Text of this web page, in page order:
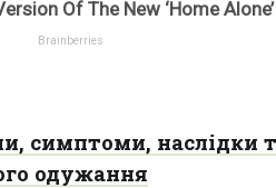
симптоми, наслідки
одужання